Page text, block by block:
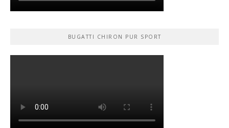
BUGATTI CHIRON PUR SPORT